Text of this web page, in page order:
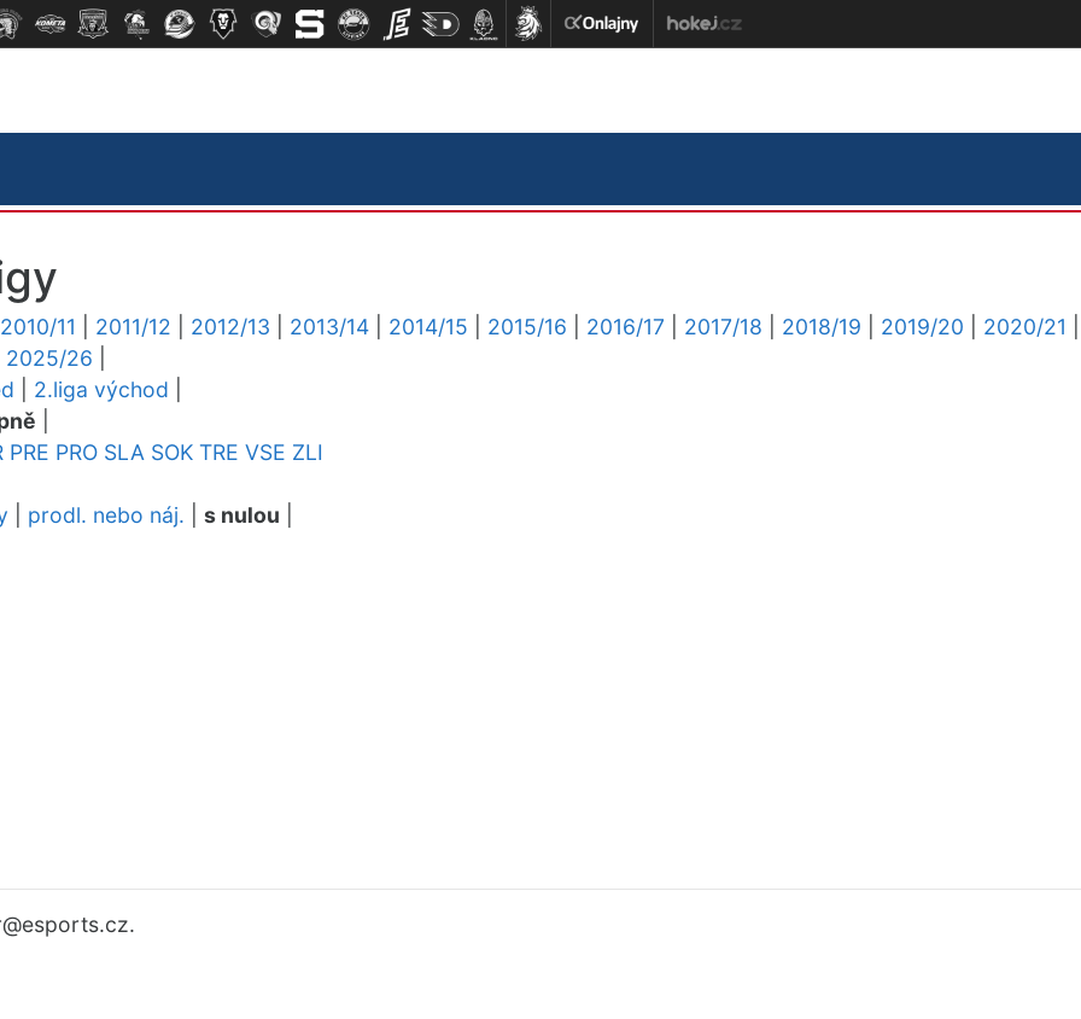
2010/11 2011/12 2012/13 2013/14 2014/15 2015/16 2016/17 2017/18 2018/19 2019/20 2020/21
2025/26
2.liga východ
PRE PRO SLA SOK TRE VSE ZLI
prodl. nebo náj. s nulou
@esports.cz.